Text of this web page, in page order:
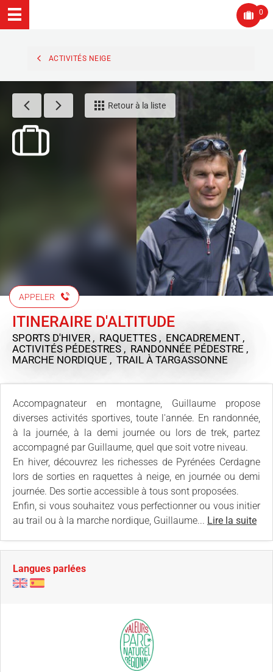
0
ACTIVITÉS NEIGE
Retour à la liste
APPELER
ITINERAIRE D'ALTITUDE
SPORTS D'HIVER , RAQUETTES , ENCADREMENT ,
ACTIVITÉS PÉDESTRES , RANDONNÉE PÉDESTRE ,
MARCHE NORDIQUE , TRAIL À TARGASSONNE
Accompagnateur en montagne, Guillaume propose
diverses activités sportives, toute l'année. En randonnée,
à la journée, à la demi journée ou lors de trek, partez
accompagné par Guillaume, quel que soit votre niveau.
En hiver, découvrez les richesses de Pyrénées Cerdagne
lors de sorties en raquettes à neige, en journée ou demi
journée. Des sortie accessible à tous sont proposées.
Enfin, si vous souhaitez vous perfectionner ou vous initier
au trail ou à la marche nordique, Guillaume... Lire la suite
Langues parlées